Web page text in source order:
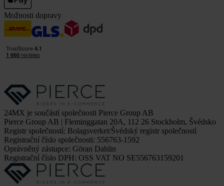
Možnosti dopravy
24MX je součástí společnosti Pierce Group AB
Pierce Group AB | Fleminggatan 20A, 112 26 Stockholm, Švédsko
Registr společností: Bolagsverket/Švédský registr společností
Registrační číslo společnosti: 556763-1592
Oprávněný zástupce: Göran Dahlin
Registrační číslo DPH: OSS VAT NO SE556763159201